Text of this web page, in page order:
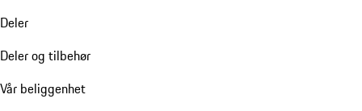
Deler
Deler og tilbehør
Vår beliggenhet